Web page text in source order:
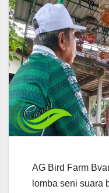
AG Bird Farm
lomba seni suara